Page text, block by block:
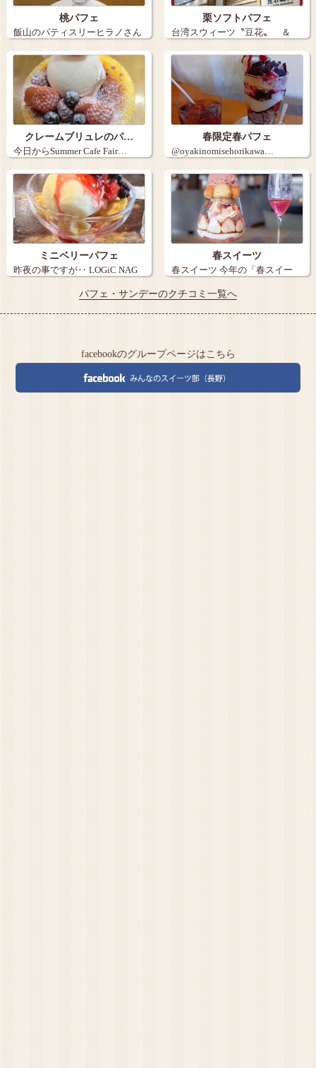
桃パフェ
飯山のパティスリーヒラノさん
で桃が出たと…
栗ソフトパフェ
台湾スウィーツ〝豆花〟 ＆
不動の定…
クレームブリュレのパ…
今日からSummer Cafe Fair…
春限定春パフェ
@oyakinomisehorikawa…
ミニベリーパフェ
昨夜の事ですが‥ LOGiC NAG
春スイーツ
春スイーツ 今年の「春スイー
ツ」をまと…
パフェ・サンデーのクチコミ一覧へ
facebookのグループページはこちら